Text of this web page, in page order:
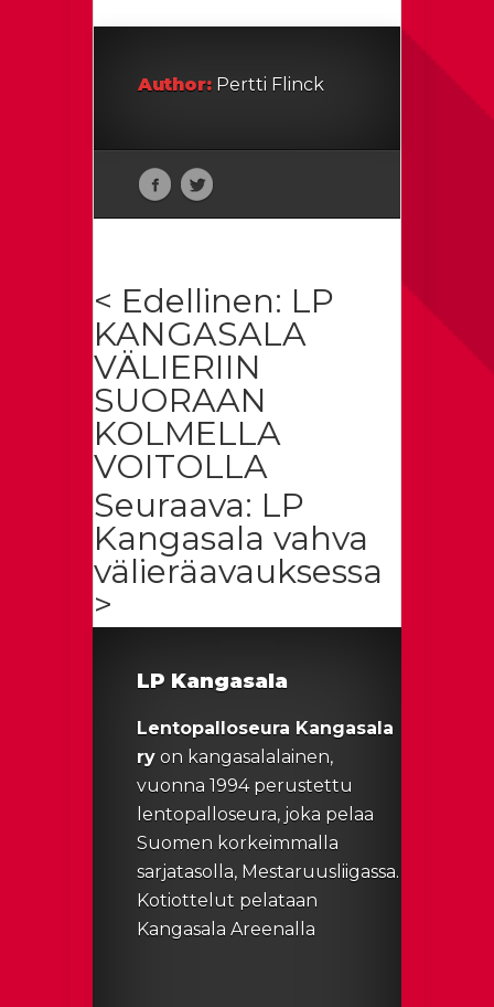
Author: Pertti Flinck
< Edellinen: LP
KANGASALA
VÄLIERIIN
SUORAAN
KOLMELLA
VOITOLLA
Seuraava: LP
Kangasala vahva
välieräavauksessa
>
LP Kangasala
Lentopalloseura Kangasala
ry on kangasalalainen,
vuonna 1994 perustettu
lentopalloseura, joka pelaa
Suomen korkeimmalla
sarjatasolla, Mestaruusliigassa.
Kotiottelut pelataan
Kangasala Areenalla